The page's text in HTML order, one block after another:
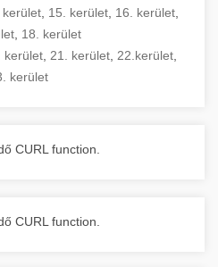
kerület 15. kerület 16. kerület
18. kerület
kerület 21. kerület 22.kerület
kerület
CURL function.
CURL function.